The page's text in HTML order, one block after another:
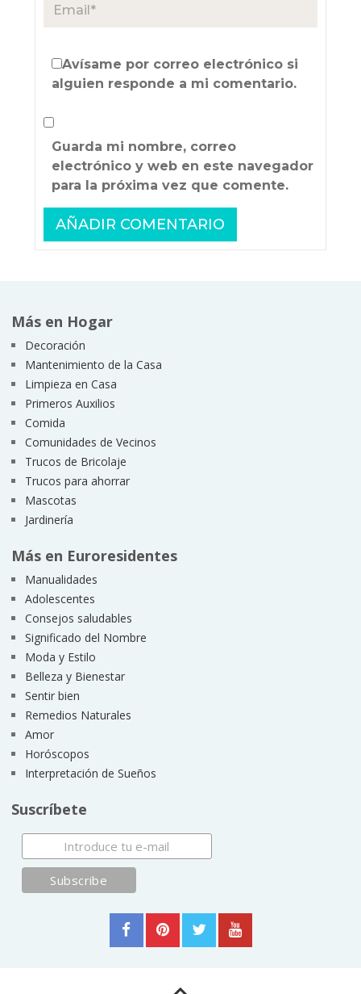
Avísame por correo electrónico si
alguien responde a mi comentario.
Guarda mi nombre, correo
electrónico y web en este navegador
para la próxima vez que comente.
Más en Hogar
Decoración
Mantenimiento de la Casa
Limpieza en Casa
Primeros Auxilios
Comida
Comunidades de Vecinos
Trucos de Bricolaje
Trucos para ahorrar
Mascotas
Jardinería
Más en Euroresidentes
Manualidades
Adolescentes
Consejos saludables
Significado del Nombre
Moda y Estilo
Belleza y Bienestar
Sentir bien
Remedios Naturales
Amor
Horóscopos
Interpretación de Sueños
Suscríbete